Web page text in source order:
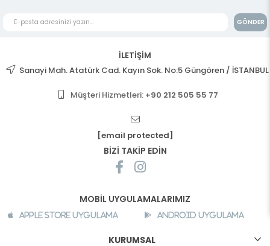
GÖNDER
İLETİŞİM
Sanayi Mah. Atatürk Cad. Kayın Sok. No:5 Güngören / İSTANBUL
Müşteri Hizmetleri: +90 212 505 55 77
[email protected]
BİZİ TAKİP EDİN
MOBİL UYGULAMALARIMIZ
Apple Store Uygulama Android Uygulama
KURUMSAL